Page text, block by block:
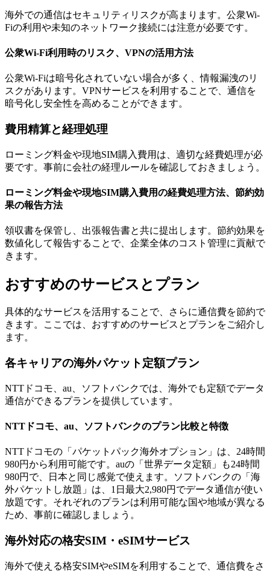
海外での通信はセキュリティリスクが高まります。公衆Wi-
Fiの利用や未知のネットワーク接続には注意が必要です。
公衆Wi-Fi利用時のリスク、VPNの活用方法
公衆Wi-Fiは暗号化されていない場合が多く、情報漏洩のリ
スクがあります。VPNサービスを利用することで、通信を
暗号化し安全性を高めることができます。
費用精算と経理処理
ローミング料金や現地SIM購入費用は、適切な経費処理が必
要です。事前に会社の経理ルールを確認しておきましょう。
ローミング料金や現地SIM購入費用の経費処理方法、節約効
果の報告方法
領収書を保管し、出張報告書と共に提出します。節約効果を
数値化して報告することで、企業全体のコスト管理に貢献で
きます。
おすすめのサービスとプラン
具体的なサービスを活用することで、さらに通信費を節約で
きます。ここでは、おすすめのサービスとプランをご紹介し
ます。
各キャリアの海外パケット定額プラン
NTTドコモ、au、ソフトバンクでは、海外でも定額でデータ
通信ができるプランを提供しています。
NTTドコモ、au、ソフトバンクのプラン比較と特徴
NTTドコモの「パケットパック海外オプション」は、24時間
980円から利用可能です。auの「世界データ定額」も24時間
980円で、日本と同じ感覚で使えます。ソフトバンクの「海
外パケットし放題」は、1日最大2,980円でデータ通信が使い
放題です。それぞれのプランは利用可能な国や地域が異なる
ため、事前に確認しましょう。
海外対応の格安SIM・eSIMサービス
海外で使える格安SIMやeSIMを利用することで、通信費をさ